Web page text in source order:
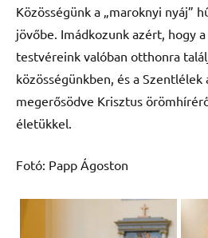
Közösségünk a „maroknyi nyáj”
jövőbe. Imádkozunk azért, hogy
testvéreink valóban otthonra
közösségünkben, és a Szentlélek
megerősödve Krisztus
életükkel.
Fotó: Papp Ágoston